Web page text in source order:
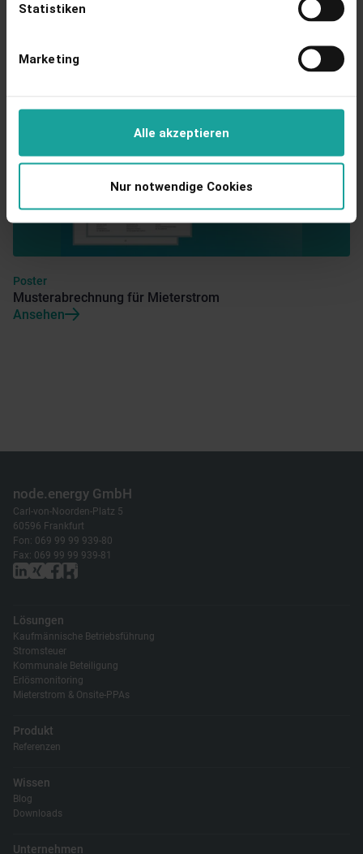
Statistiken
Marketing
Alle akzeptieren
Nur notwendige Cookies
Poster
Musterabrechnung für Mieterstrom
Ansehen
node.energy GmbH
Carl-von-Noorden-Platz 5
60596 Frankfurt
Fon: 069 99 99 939-80
Fax: 069 99 99 939-81
Lösungen
Kaufmännische Betriebsführung
Stromsteuer
Kommunale Beteiligung
Erlösmonitoring
Mieterstrom & Onsite-PPAs
Produkt
Referenzen
Wissen
Blog
Downloads
Unternehmen